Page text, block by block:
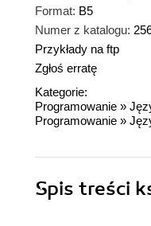
Format: B5
Numer z katalogu:
Przykłady na ftp
Zgłoś erratę
Kategorie:
Programowanie »
Programowanie »
Spis treści